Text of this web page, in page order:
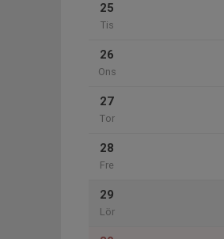
25
Tis
26
Ons
27
Tor
28
Fre
29
Lör